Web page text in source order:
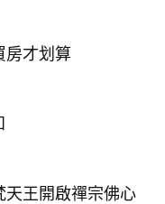
才划算
天王開啟禪宗佛心